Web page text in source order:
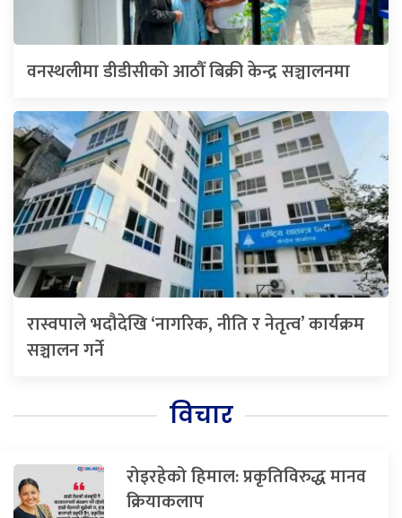
वनस्थलीमा डीडीसीको आठौँ बिक्री केन्द्र सञ्चालनमा
रास्वपाले भदौदेखि ‘नागरिक, नीति र नेतृत्व’ कार्यक्रम
सञ्चालन गर्ने
विचार
रोइरहेको हिमाल: प्रकृतिविरुद्ध मानव
क्रियाकलाप